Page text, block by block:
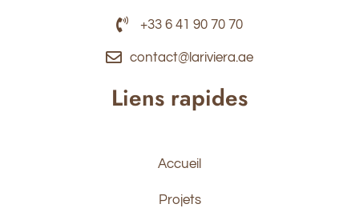
+33 6 41 90 70 70
contact@lariviera.ae
Liens rapides
Accueil
Projets